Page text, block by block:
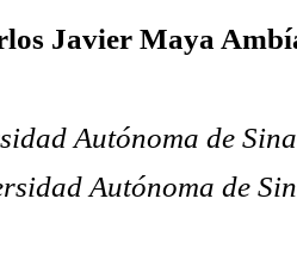
Javier Maya
Autónoma de
Autónoma de